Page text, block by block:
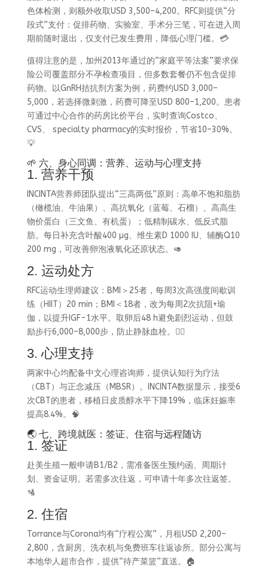
色体检测，则额外收取USD 3,500–4,200。RFC则提供“分
段式”支付：促排药物、实验室、手术分三笔，可在进入周
期前随时退出，仅支付已发生费用，降低心理门槛。💳
值得注意的是，加州2013年通过的“家庭平等法案”要求保
险公司覆盖部分不孕检查项目，但多数套餐仍不包含促排
药物。以GnRH拮抗剂方案为例，药费约USD 3,000–
5,000，若选择微刺激，药费可降至USD 800–1,200。患者
可通过中心合作的药房比价平台，实时查询Costco、
CVS、 specialty pharmacy的实时报价，节省10–30%。
💡
🌱 六、身心同调：营养、运动与心理支持
1. 营养干预
INCINTA营养师团队提出“三高两低”原则：高单不饱和脂肪
（橄榄油、牛油果）、高抗氧化（蓝莓、石榴）、高高生
物价蛋白（三文鱼、有机蛋）；低精制碳水、低反式脂
肪。每日补充含叶酸400 µg、维生素D 1000 IU、辅酶Q10
200 mg，可改善卵泡液氧化还原状态。🥑
2. 运动处方
RFC运动生理师建议：BMI＞25者，每周3次高强度间歇训
练（HIIT）20 min；BMI＜18者，改为每周2次抗阻+瑜
伽，以提升IGF-1水平。取卵后48 h避免剧烈运动，但鼓
励步行6,000–8,000步，防止静脉血栓。🏃‍♀️
3. 心理支持
两家中心均配备中文心理咨询师，提供认知行为疗法
（CBT）与正念减压（MBSR）。INCINTA数据显示，接受6
次CBT的患者，移植日皮质醇水平下降19%，临床妊娠率
提高8.4%。🧠
🌏 七、跨境就医：签证、住宿与远程随访
1. 签证
赴美生殖一般申请B1/B2，需准备医生预约函、周期计
划、资金证明。若需多次往返，可申请十年多次往返签。
🛂
2. 住宿
Torrance与Corona均有“疗程公寓”，月租USD 2,200–
2,800，含厨房、洗衣机与免费班车往返诊所。部分公寓与
本地华人超市合作，提供“待产菜篮”直送。🏠